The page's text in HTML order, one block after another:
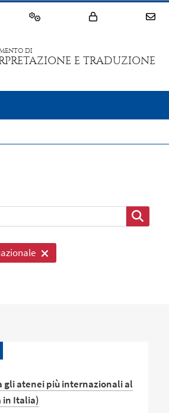
DI
E TRADUZIONE
gli atenei più internazionali al
in Italia)